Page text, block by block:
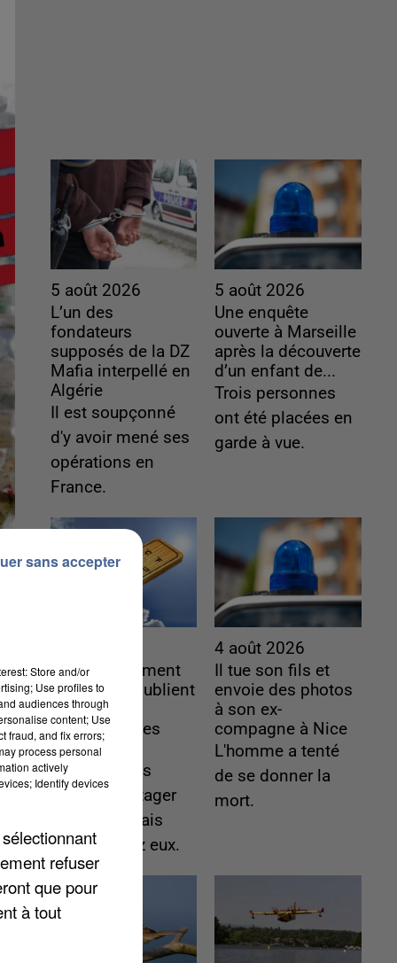
5 août 2026
L’un des
fondateurs
supposés de la DZ
Mafia interpellé en
Algérie
Il est soupçonné
d'y avoir mené ses
opérations en
France.
5 août 2026
Une enquête
ouverte à Marseille
après la découverte
d’un enfant de...
Trois personnes
ont été placées en
garde à vue.
Le gouvernement
et l’Ademe publient
une carte
interactive des
lieux...
Les habitants
peuvent partager
les points frais
près de chez eux.
4 août 2026
Il tue son fils et
envoie des photos
à son ex-
compagne à Nice
L'homme a tenté
de se donner la
mort.
Store and/or
Use profiles to
audiences through
content; Use
fraud, and fix errors;
process personal
actively
Identify devices
refuser
que pour
à tout
sans accepter